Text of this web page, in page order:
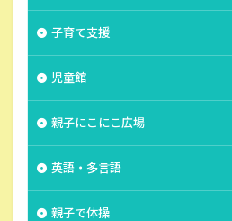
子育て支援
児童館
親子にこにこ広場
英語・多言語
親子で体操